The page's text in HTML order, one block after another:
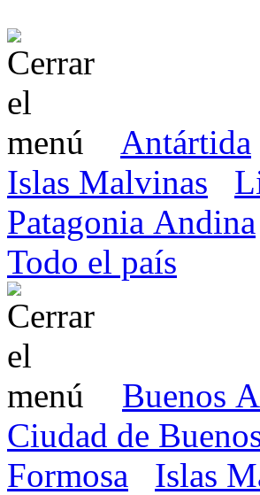
Antártida
Islas Malvinas
Patagonia Andina
Todo el país
Buenos
Ciudad de
Formosa
Islas